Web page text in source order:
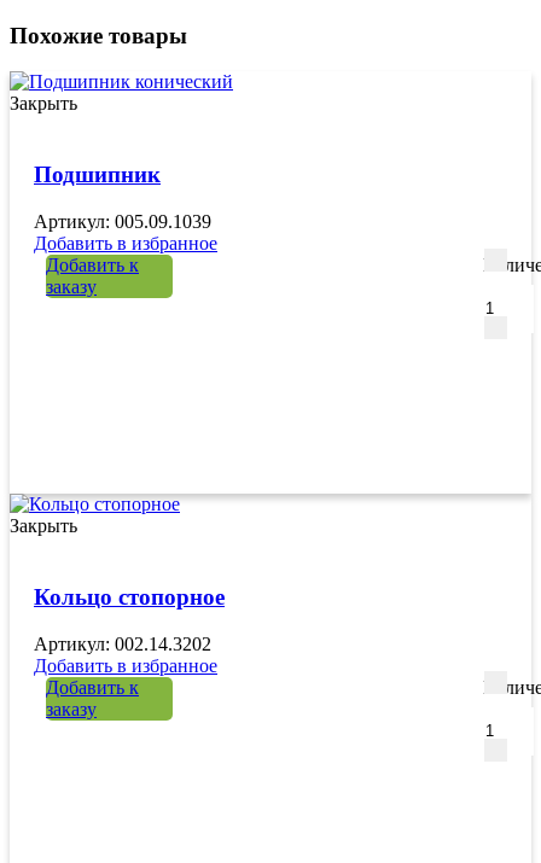
Похожие товары
Закрыть
Подшипник
Артикул: 005.09.1039
Добавить в избранное
Добавить к
заказу
Закрыть
Кольцо стопорное
Артикул: 002.14.3202
Добавить в избранное
Добавить к
заказу